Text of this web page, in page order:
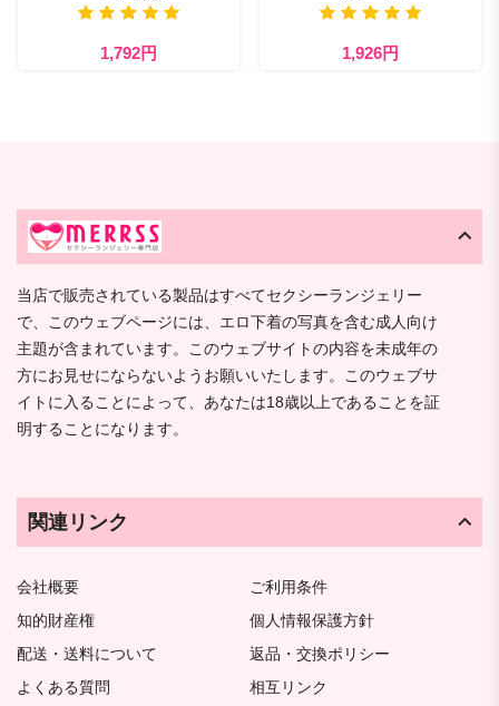
1,792円 1,926円
当店で販売されている製品はすべてセクシーランジェリー
で、このウェブページには、エロ下着の写真を含む成人向け
主題が含まれています。このウェブサイトの内容を未成年の
方にお見せにならないようお願いいたします。このウェブサ
イトに入ることによって、あなたは18歳以上であることを証
明することになります。
関連リンク
会社概要
ご利用条件
知的財産権
個人情報保護方針
配送・送料について
返品・交換ポリシー
よくある質問
相互リンク